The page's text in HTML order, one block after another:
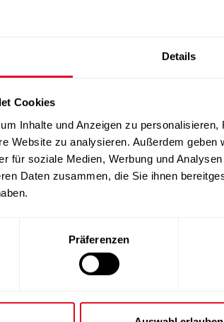
Details
Cookies
Inhalte und Anzeigen zu
Website zu analysieren. Außerdem
für soziale Medien, Werbung und
Daten zusammen, die Sie ihnen
Präferenzen